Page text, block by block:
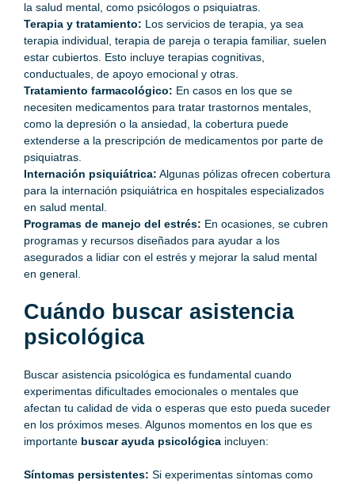
la salud mental, como psicólogos o psiquiatras.
Terapia y tratamiento: Los servicios de terapia, ya sea
terapia individual, terapia de pareja o terapia familiar, suelen
estar cubiertos. Esto incluye terapias cognitivas,
conductuales, de apoyo emocional y otras.
Tratamiento farmacológico: En casos en los que se
necesiten medicamentos para tratar trastornos mentales,
como la depresión o la ansiedad, la cobertura puede
extenderse a la prescripción de medicamentos por parte de
psiquiatras.
Internación psiquiátrica: Algunas pólizas ofrecen cobertura
para la internación psiquiátrica en hospitales especializados
en salud mental.
Programas de manejo del estrés: En ocasiones, se cubren
programas y recursos diseñados para ayudar a los
asegurados a lidiar con el estrés y mejorar la salud mental
en general.
Cuándo buscar asistencia
psicológica
Buscar asistencia psicológica es fundamental cuando
experimentas dificultades emocionales o mentales que
afectan tu calidad de vida o esperas que esto pueda suceder
en los próximos meses. Algunos momentos en los que es
importante buscar ayuda psicológica incluyen:
Síntomas persistentes: Si experimentas síntomas como